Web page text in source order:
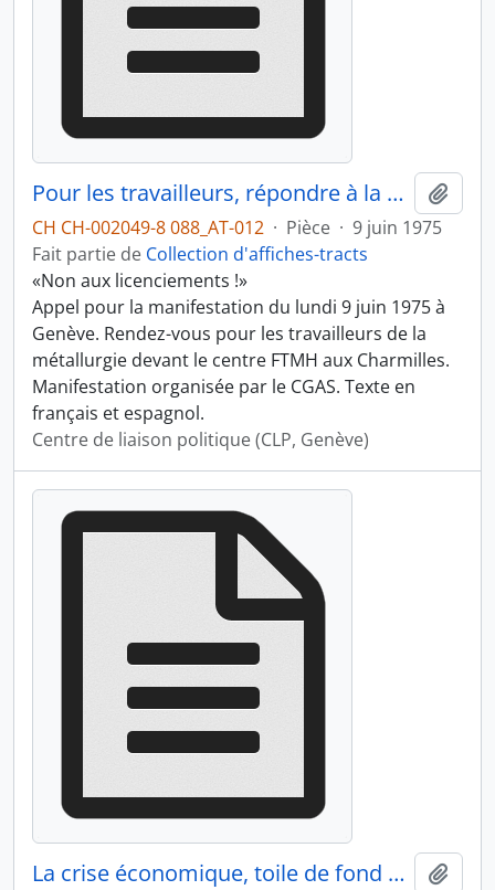
Pour les travailleurs, répondre à la crise c'est s'organiser et lutter pour leurs intérêts de classe
CH CH-002049-8 088_AT-012 · Pièce · 9 juin 1975
Fait partie de Collection d'affiches-tracts
«Non aux licenciements !»
Appel pour la manifestation du lundi 9 juin 1975 à
Genève. Rendez-vous pour les travailleurs de la
métallurgie devant le centre FTMH aux Charmilles.
Manifestation organisée par le CGAS. Texte en
français et espagnol.
Centre de liaison politique (CLP, Genève)
La crise économique, toile de fond des crises des régimes bourgeois. La situation en Espagne